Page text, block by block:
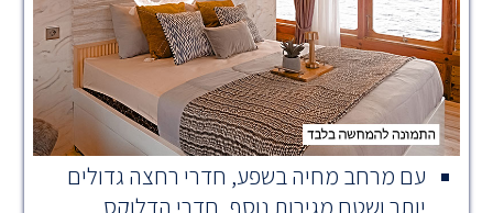
עם מרחב מחיה בשפע, חדרי רחצה גדולים
יותר ושטח מגירות נוסף, חדרי הדלוקס